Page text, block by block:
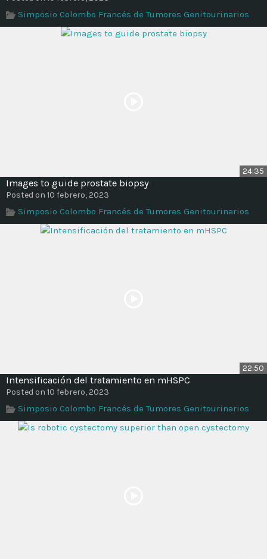
Simposio Colombo Francés de Tumores Genitourinarios
24:35
Images to guide prostate biopsy
Posted on 10 febrero, 2023
Simposio Colombo Francés de Tumores Genitourinarios
22:50
Intensificación del tratamiento en mHSPC
Posted on 10 febrero, 2023
Simposio Colombo Francés de Tumores Genitourinarios